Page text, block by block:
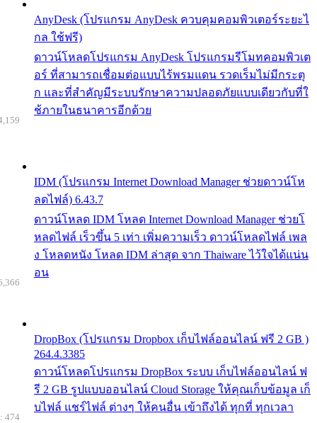
AnyDesk (โปรแกรม AnyDesk ควบคุมคอมพิวเตอร์ระยะไ
กล ใช้ฟรี)
ดาวน์โหลดโปรแกรม AnyDesk โปรแกรมรีโมทคอมพิวเต
อร์ ที่สามารถเชื่อมต่อแบบไร้พรมแดน รวดเร็มไม่มีกระตุ
ก และที่สำคัญมีระบบรักษาความปลอดภัยแบบเดียวกับที่ใ
ช้ภายในธนาคารอีกด้วย
IDM (โปรแกรม Internet Download Manager ช่วยดาวน์โห
ลดไฟล์) 6.43.7
ดาวน์โหลด IDM โหลด Internet Download Manager ช่วยโ
หลดไฟล์ เร็วขึ้น 5 เท่า เพิ่มความเร็ว ดาวน์โหลดไฟล์ เพล
ง โหลดหนัง โหลด IDM ล่าสุด จาก Thaiware ไว้ใจได้แน่น
อน
DropBox (โปรแกรม Dropbox เก็บไฟล์ออนไลน์ ฟรี 2 GB )
264.4.3385
ดาวน์โหลดโปรแกรม DropBox ระบบ เก็บไฟล์ออนไลน์ ฟ
รี 2 GB รูปแบบออนไลน์ Cloud Storage ให้คุณเก็บข้อมูล เก็
บไฟล์ แชร์ไฟล์ ต่างๆ ให้คนอื่น เข้าถึงได้ ทุกที่ ทุกเวลา
474